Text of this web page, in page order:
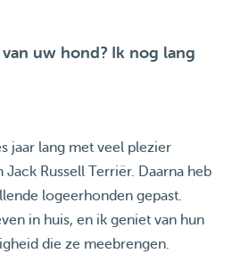
uw hond? Ik nog lang
jaar lang met veel plezier
Russell Terriër. Daarna heb
logeerhonden gepast.
in huis, en ik geniet van hun
die ze meebrengen.